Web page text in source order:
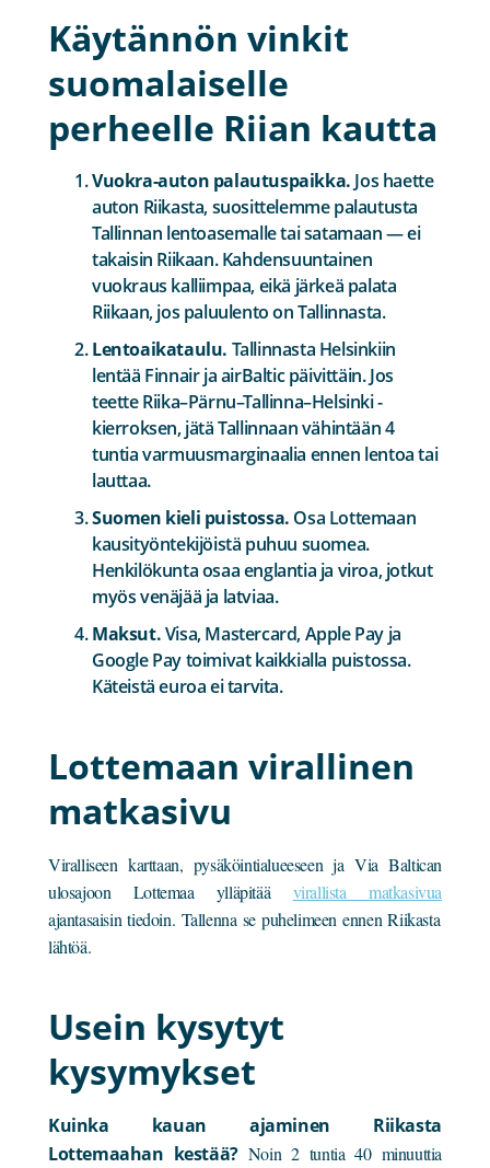
Käytännön vinkit
suomalaiselle
perheelle Riian kautta
Vuokra-auton palautuspaikka. Jos haette
auton Riikasta, suosittelemme palautusta
Tallinnan lentoasemalle tai satamaan — ei
takaisin Riikaan. Kahdensuuntainen
vuokraus kalliimpaa, eikä järkeä palata
Riikaan, jos paluulento on Tallinnasta.
Lentoaikataulu. Tallinnasta Helsinkiin
lentää Finnair ja airBaltic päivittäin. Jos
teette Riika–Pärnu–Tallinna–Helsinki -
kierroksen, jätä Tallinnaan vähintään 4
tuntia varmuusmarginaalia ennen lentoa tai
lauttaa.
Suomen kieli puistossa. Osa Lottemaan
kausityöntekijöistä puhuu suomea.
Henkilökunta osaa englantia ja viroa, jotkut
myös venäjää ja latviaa.
Maksut.Visa, Mastercard, Apple Pay ja
Google Pay toimivat kaikkialla puistossa.
Käteistä euroa ei tarvita.
Lottemaan virallinen
matkasivu
Viralliseen karttaan, pysäköintialueeseen ja Via Baltican
ulosajoon Lottemaa ylläpitää virallista matkasivua
ajantasaisin tiedoin. Tallenna se puhelimeen ennen Riikasta
lähtöä.
Usein kysytyt
kysymykset
Kuinka kauan ajaminen Riikasta
Lottemaahan kestää?Noin 2 tuntia 40 minuuttia